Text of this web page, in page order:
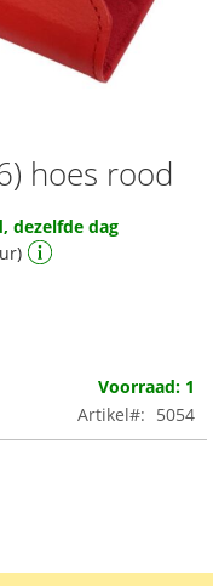
hoes rood
dezelfde dag
Voorraad: 1
Artikel
5054